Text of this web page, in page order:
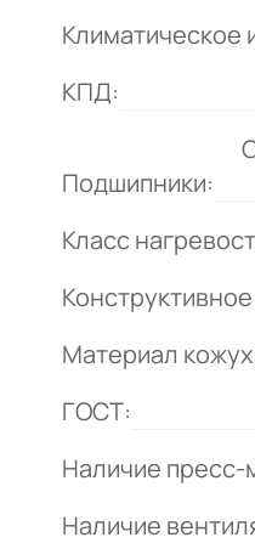
Климатическое
КПД:
Подшипники:
Класс
Материал
ГОСТ:
Наличие пресс-
Наличие